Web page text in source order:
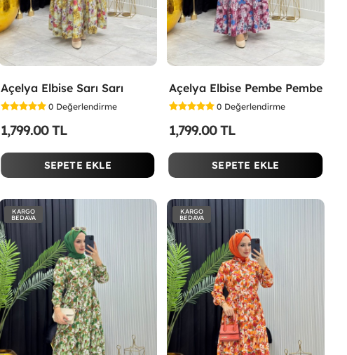
Açelya Elbise Sarı Sarı
0 Değerlendirme
1,799.00 TL
SEPETE EKLE
Açelya Elbise Pembe Pembe
0 Değerlendirme
1,799.00 TL
SEPETE EKLE
KARGO
BEDAVA
KARGO
BEDAVA